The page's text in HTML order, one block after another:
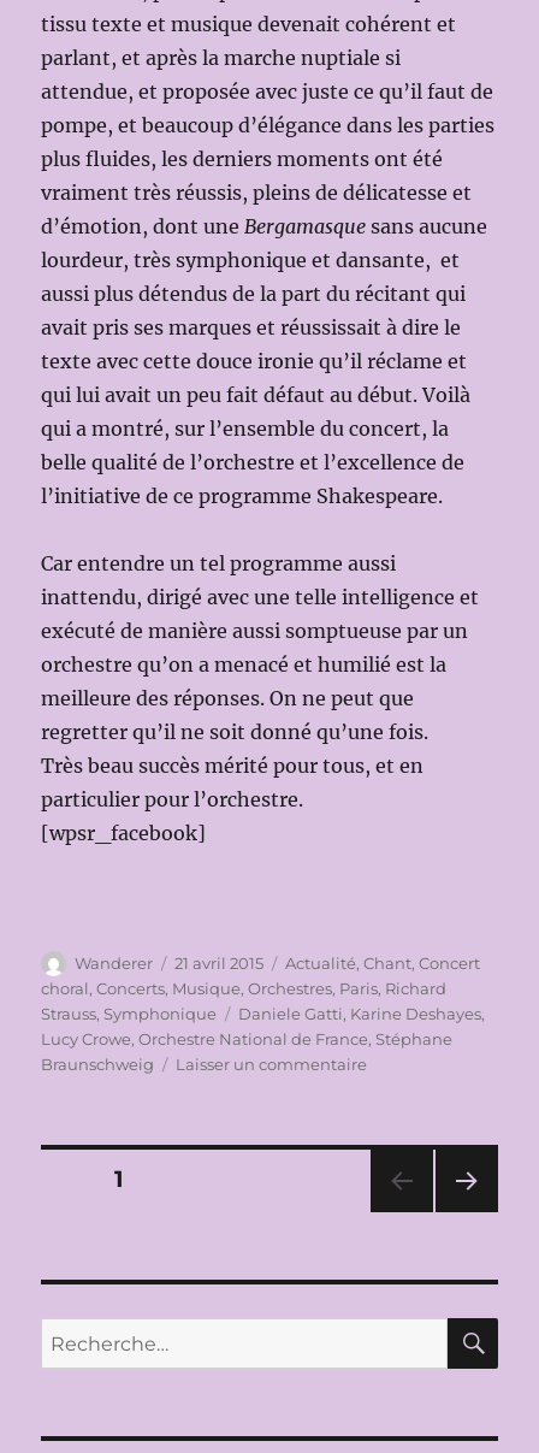
tissu texte et musique devenait cohérent et
parlant, et après la marche nuptiale si
attendue, et proposée avec juste ce qu’il faut de
pompe, et beaucoup d’élégance dans les parties
plus fluides, les derniers moments ont été
vraiment très réussis, pleins de délicatesse et
d’émotion, dont une Bergamasque sans aucune
lourdeur, très symphonique et dansante, et
aussi plus détendus de la part du récitant qui
avait pris ses marques et réussissait à dire le
texte avec cette douce ironie qu’il réclame et
qui lui avait un peu fait défaut au début. Voilà
qui a montré, sur l’ensemble du concert, la
belle qualité de l’orchestre et l’excellence de
l’initiative de ce programme Shakespeare.
Car entendre un tel programme aussi
inattendu, dirigé avec une telle intelligence et
exécuté de manière aussi somptueuse par un
orchestre qu’on a menacé et humilié est la
meilleure des réponses. On ne peut que
regretter qu’il ne soit donné qu’une fois.
Très beau succès mérité pour tous, et en
particulier pour l’orchestre.
[wpsr_facebook]
Auteur
Wanderer
Publié
le
21 avril 2015 Catégories
Actualité,Chant,Concert
choral,Concerts, Musique,Orchestres, Paris, Richard
Strauss, Symphonique Étiquettes
Daniele Gatti, Karine Deshayes,
Lucy Crowe,Orchestre National de France, Stéphane
Braunschweig
Laisser un commentairesur
ORCHESTRE
NATIONAL
dirigé
par
GATTI
AVRIL
Pagination
publications
PAGE1
ANT
E
Recherche
pour :